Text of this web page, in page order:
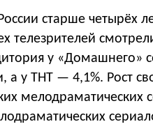
старше четырёх
телезрителей
у «Домашнего»
а у ТНТ — 4,1%. Рост
мелодраматических